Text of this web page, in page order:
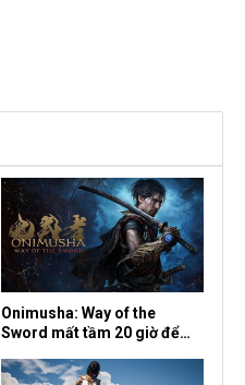
Onimusha: Way of the
Sword mất tầm 20 giờ để
dành cho newbie và lão làng